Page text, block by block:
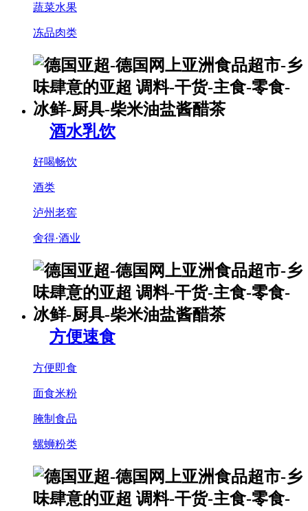
蔬菜水果
冻品肉类
酒水乳饮
好喝畅饮
酒类
泸州老窖
舍得·酒业
方便速食
方便即食
面食米粉
腌制食品
螺蛳粉类